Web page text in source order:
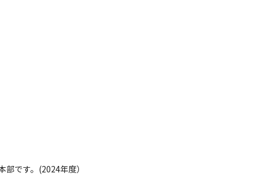
です。(2024年度）